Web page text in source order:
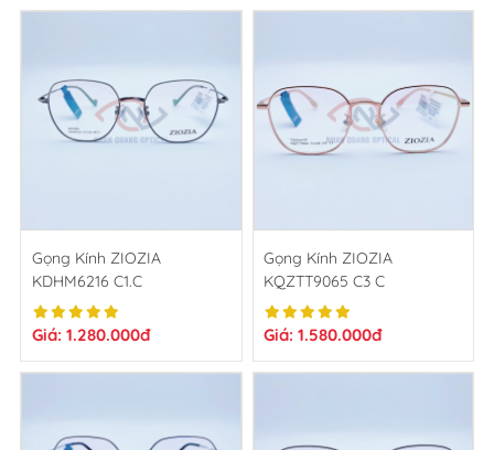
Gọng Kính ZIOZIA
KDHM6216 C1.C
Giá: 1.280.000đ
Gọng Kính ZIOZIA
KQZTT9065 C3 C
Giá: 1.580.000đ